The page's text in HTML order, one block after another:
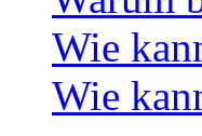
Wie
Wie